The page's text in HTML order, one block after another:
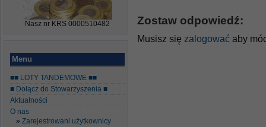
Nasz nr KRS 0000510482
Menu
■■ LOTY TANDEMOWE ■■
■ Dołącz do Stowarzyszenia ■
Aktualności
O nas
Zarejestrowani użytkownicy
Zostaw odpowiedź:
Musisz się zalogować aby